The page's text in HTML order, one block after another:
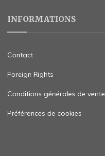
INFORMATIONS
Contact
Foreign Rights
Conditions générales de vente
Préférences de cookies